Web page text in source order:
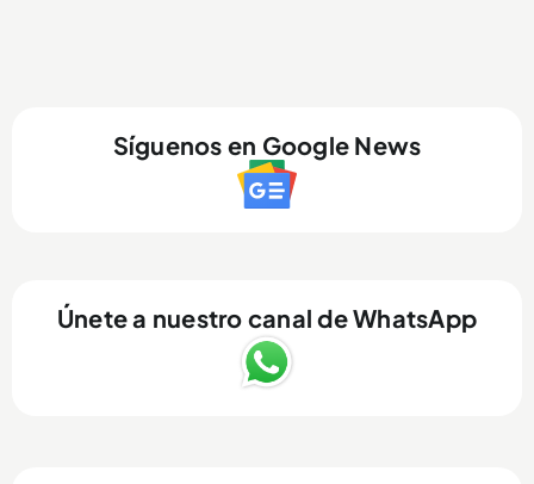
Síguenos en Google News
Únete a nuestro canal de WhatsApp